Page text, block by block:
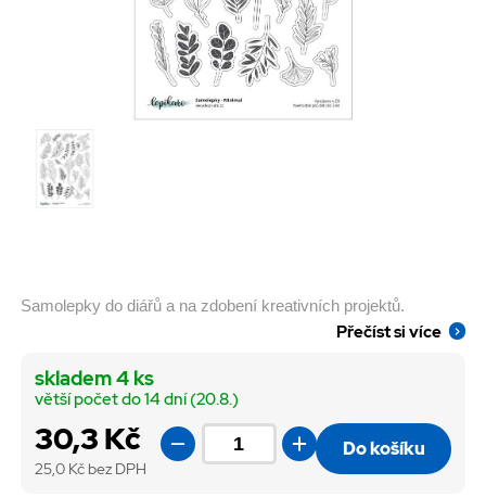
Samolepky do diářů a na zdobení kreativních projektů.
Přečíst si více
30,3 Kč
25,0 Kč bez DPH
skladem 4 ks
větší počet do 14 dní (20.8.)
Do košíku